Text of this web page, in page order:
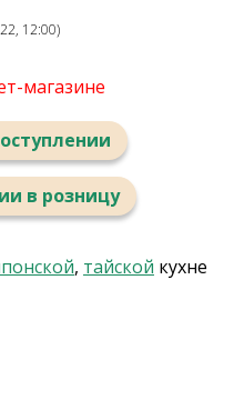
12:00)
магазине
в розницу
, тайской кухне